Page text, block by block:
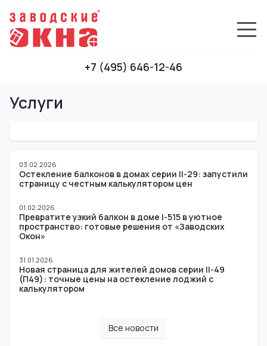
+7 (495) 646-12-46
Услуги
03.02.2026
Остекление балконов в домах серии II-29: запустили
страницу с честным калькулятором цен
01.02.2026
Превратите узкий балкон в доме I-515 в уютное
пространство: готовые решения от «Заводских
Окон»
31.01.2026
Новая страница для жителей домов серии II-49
(П49): точные цены на остекление лоджий с
калькулятором
Все новости